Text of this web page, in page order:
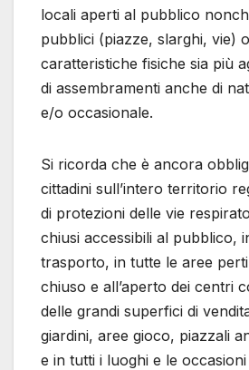
locali aperti al pubblico
pubblici (piazze, slarghi, vie)
caratteristiche fisiche sia più
di assembramenti anche di
e/o occasionale.
Si ricorda che è ancora
cittadini sull’intero territorio
di protezioni delle vie
chiusi accessibili al pubblico,
trasporto, in tutte le aree
chiuso e all’aperto dei centri
delle grandi superfici di
giardini, aree gioco, piazzali
e in tutti i luoghi e le